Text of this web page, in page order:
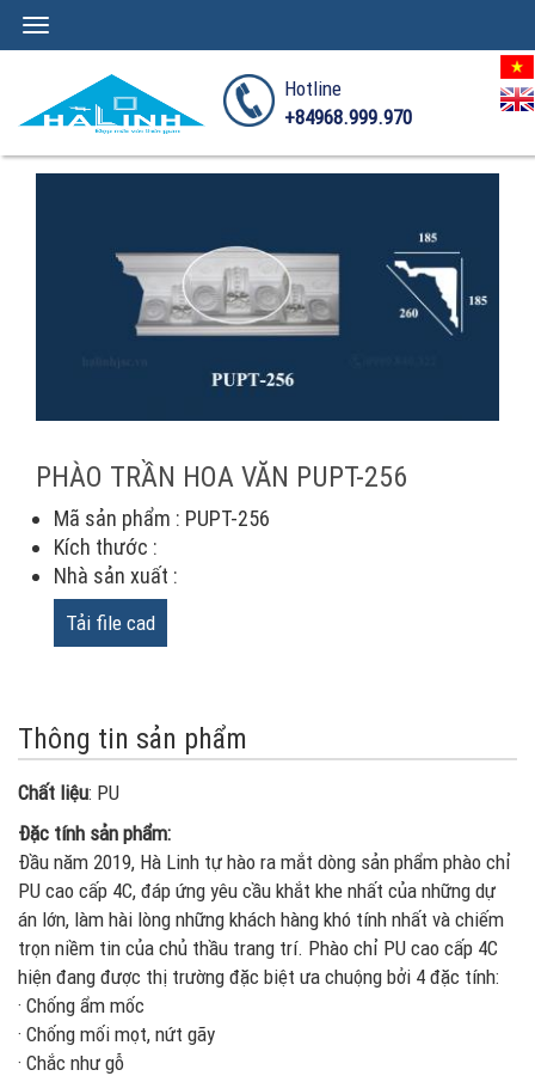
Hotline
+84968.999.970
Toggle
PHÀO TRẦN HOA VĂN PUPT-256
Mã sản phẩm : PUPT-256
Kích thước :
Nhà sản xuất :
Tải file cad
Thông tin sản phẩm
Chất liệu: PU
Đặc tính sản phẩm:
Đầu năm 2019, Hà Linh tự hào ra mắt dòng sản phẩm phào chỉ
PU cao cấp 4C, đáp ứng yêu cầu khắt khe nhất của những dự
án lớn, làm hài lòng những khách hàng khó tính nhất và chiếm
trọn niềm tin của chủ thầu trang trí. Phào chỉ PU cao cấp 4C
hiện đang được thị trường đặc biệt ưa chuộng bởi 4 đặc tính:
· Chống ẩm mốc
· Chống mối mọt, nứt gãy
· Chắc như gỗ